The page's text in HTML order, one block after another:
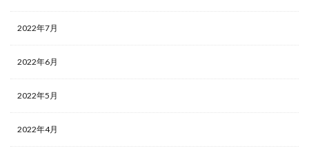
2022年7月
2022年6月
2022年5月
2022年4月